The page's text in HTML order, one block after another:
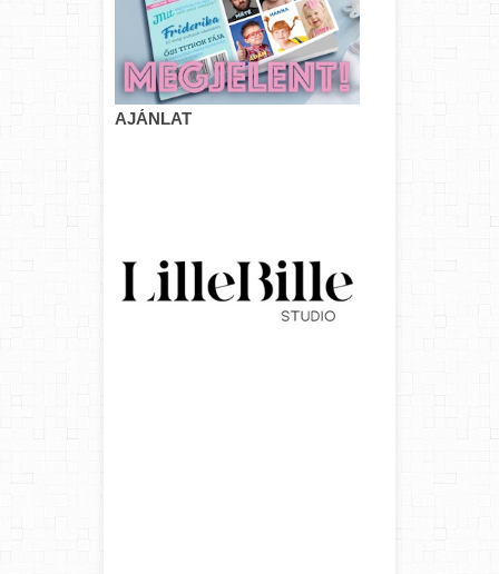
AJÁNLAT